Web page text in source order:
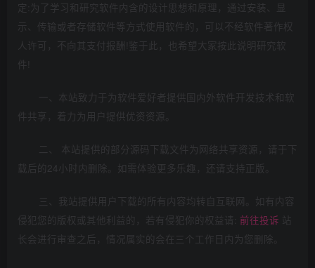
定:为了学习和研究软件内含的设计思想和原理，通过安装、显
示、传输或者存储软件等方式使用软件的，可以不经软件著作权
人许可，不向其支付报酬!鉴于此，也希望大家按此说明研究软
件!
一、本站致力于为软件爱好者提供国内外软件开发技术和软
件共享，着力为用户提供优资资源。
二、 本站提供的部分源码下载文件为网络共享资源，请于下
载后的24小时内删除。如需体验更多乐趣，还请支持正版。
三、我站提供用户下载的所有内容均转自互联网。如有内容
侵犯您的版权或其他利益的，若有侵犯你的权益请: 前往投诉 站
长会进行审查之后，情况属实的会在三个工作日内为您删除。